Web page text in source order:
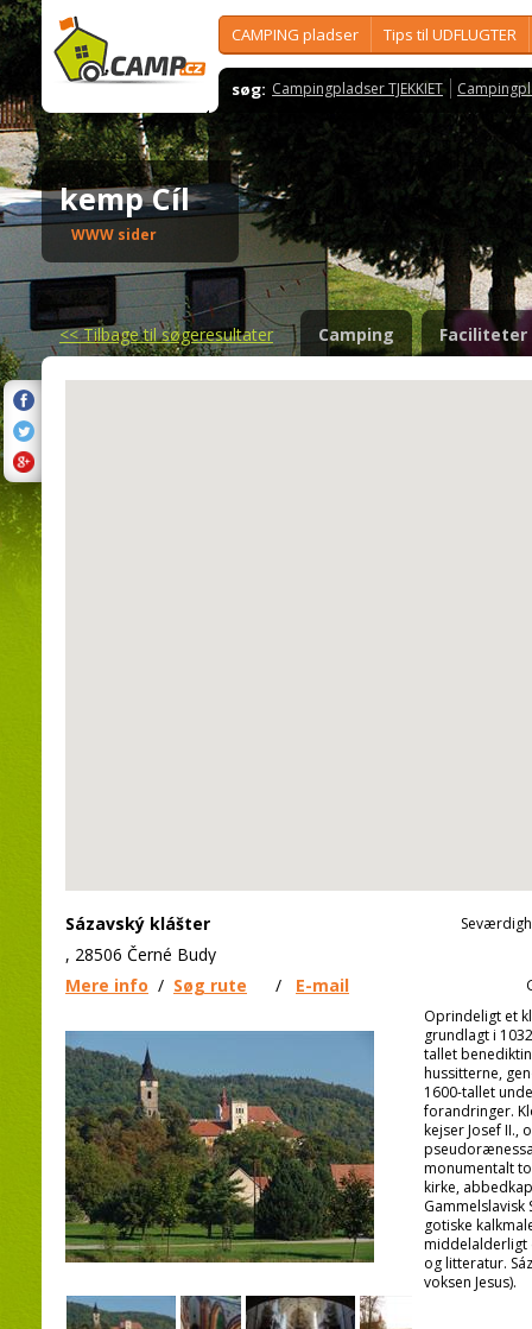
CAMPING pladser Tips til UDFLUGTER
søg: Campingpladser TJEKKIET
kemp Cíl
WWW sider
<<Tilbage til søgeresultater Camping Faciliteter
Sázavský klášter
, 28506 Černé Budy
Mere info / Søg rute / E-mail
Oprindeligt et
grundlagt i
tallet
hussitterne,
1600-tallet
forandringer.
kejser Josef II.,
monumentalt
kirke,
Gammelslavisk
gotiske
middelalderligt
og litteratur.
voksen Jesus).